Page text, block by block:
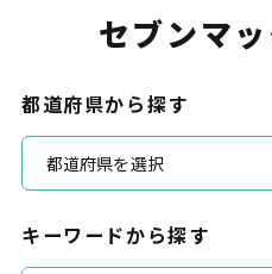
お支払いを一
ポイ
セブンマ
都道府県から探す
都道府県を選択
キーワードから探す